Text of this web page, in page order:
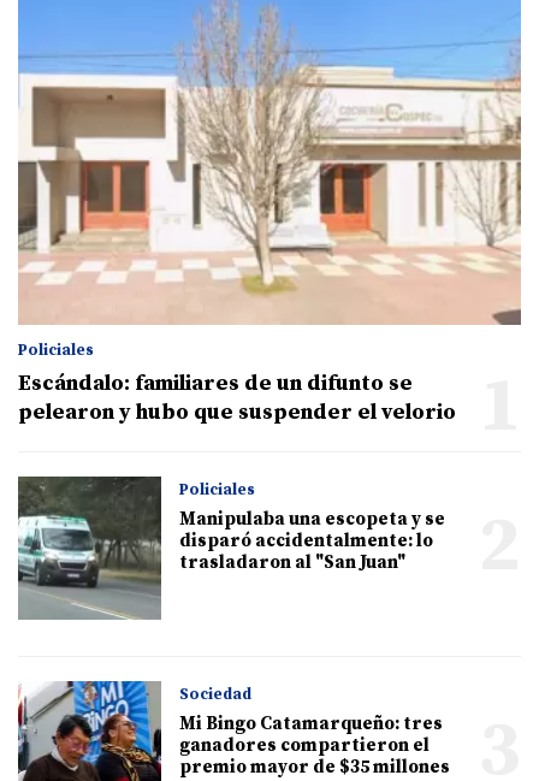
Policiales
Escándalo: familiares de un difunto se
pelearon y hubo que suspender el velorio
Policiales
Manipulaba una escopeta y se
disparó accidentalmente: lo
trasladaron al "San Juan"
Sociedad
Mi Bingo Catamarqueño: tres
ganadores compartieron el
premio mayor de $35 millones